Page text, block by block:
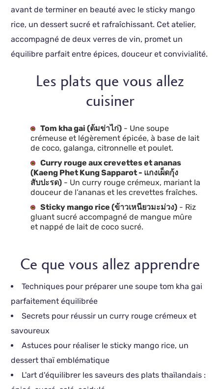
avant de terminer en beauté avec le sticky mango
rice, un dessert sucré et rafraîchissant. Cet atelier,
accompagné de deux verres de vin, promet un
équilibre parfait entre épices, douceur et convivialité.
Les plats que vous allez
cuisiner
Tom kha gai (ต้มข่าไก่) - Une soupe
crémeuse et légèrement épicée, à base de lait
de coco, galanga, citronnelle et poulet.
Curry rouge aux crevettes et ananas
(Kaeng Phet Kung Sapparot - แกงเผ็ดกุ้ง
สับปะรด) - Un curry rouge crémeux, mariant la
douceur de l’ananas et les crevettes fraîches.
Sticky mango rice (ข้าวเหนียวมะม่วง) - Riz
gluant sucré accompagné de mangue mûre
et nappé de lait de coco sucré.
Ce que vous allez apprendre
Techniques pour préparer une soupe tom kha gai
parfaitement équilibrée
Secrets pour réussir un curry rouge crémeux et
savoureux
Astuces pour réaliser le sticky mango rice, un
dessert thaï emblématique
L'art d'équilibrer les saveurs des plats thaïlandais :